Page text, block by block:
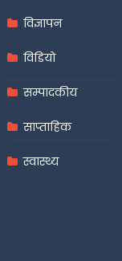
विज्ञापन
विडियो
सम्पादकीय
साप्ताहिक
स्वास्थ्य